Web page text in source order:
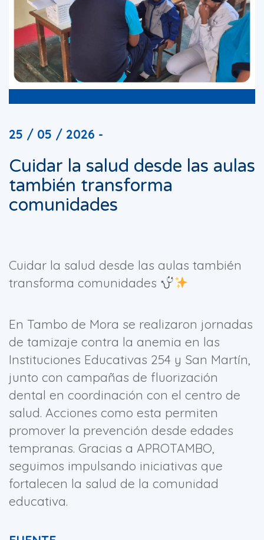
25 / 05 / 2026 -
Cuidar la salud desde las aulas
también transforma
comunidades
Cuidar la salud desde las aulas también
transforma comunidades
En Tambo de Mora se realizaron jornadas
de tamizaje contra la anemia en las
Instituciones Educativas 254 y San Martín,
junto con campañas de fluorización
dental en coordinación con el centro de
salud. Acciones como esta permiten
promover la prevención desde edades
tempranas. Gracias a APROTAMBO,
seguimos impulsando iniciativas que
fortalecen la salud de la comunidad
educativa.